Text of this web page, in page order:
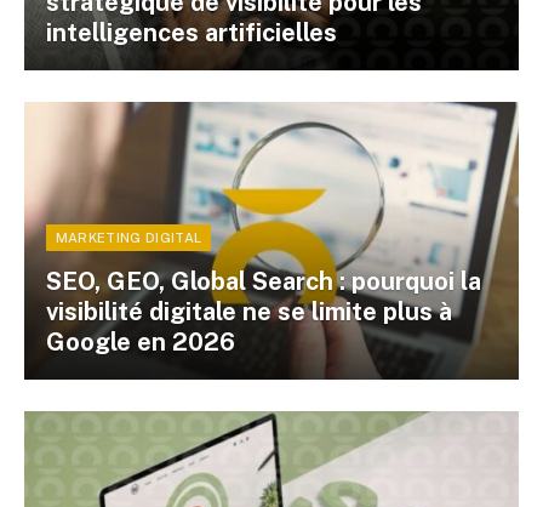
intelligences artificielles
MARKETING DIGITAL
SEO, GEO, Global Search : pourquoi la
visibilité digitale ne se limite plus à
Google en 2026